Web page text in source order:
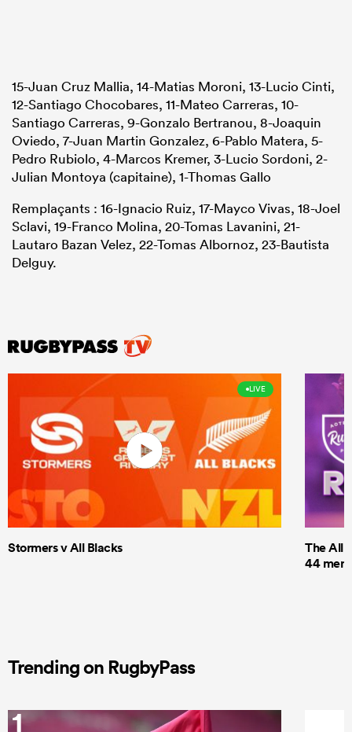
15-Juan Cruz Mallia, 14-Matias Moroni, 13-Lucio Cinti,
12-Santiago Chocobares, 11-Mateo Carreras, 10-
Santiago Carreras, 9-Gonzalo Bertranou, 8-Joaquin
Oviedo, 7-Juan Martin Gonzalez, 6-Pablo Matera, 5-
Pedro Rubiolo, 4-Marcos Kremer, 3-Lucio Sordoni, 2-
Julian Montoya (capitaine), 1-Thomas Gallo
Remplaçants : 16-Ignacio Ruiz, 17-Mayco Vivas, 18-Joel
Sclavi, 19-Franco Molina, 20-Tomas Lavanini, 21-
Lautaro Bazan Velez, 22-Tomas Albornoz, 23-Bautista
Delguy.
LIVE
Stormers v All Blacks
The All
44 men
Trending on RugbyPass
1